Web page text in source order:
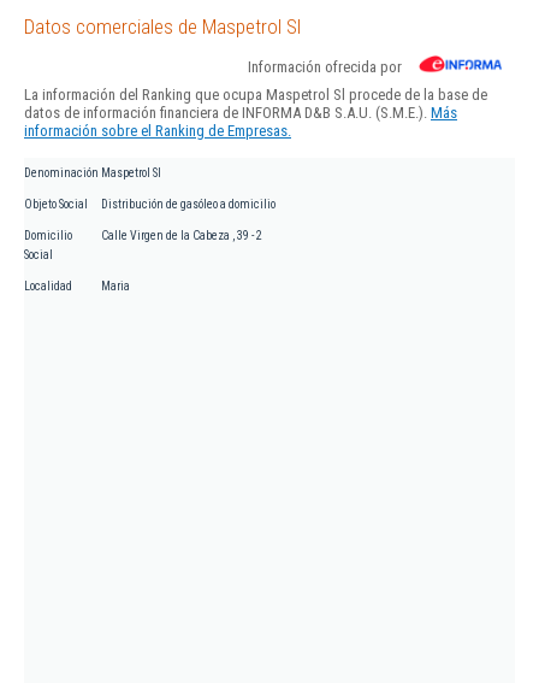
Datos comerciales de Maspetrol Sl
Información ofrecida por
La información del Ranking que ocupa Maspetrol Sl procede de la base de
datos de información financiera de INFORMA D&B S.A.U. (S.M.E.). Más
información sobre el Ranking de Empresas.
Denominación Maspetrol Sl
Objeto Social Distribución de gasóleo a domicilio
Domicilio
Social
Calle Virgen de la Cabeza , 39 - 2
Localidad Maria